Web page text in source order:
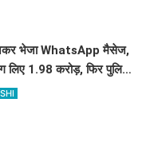
भेजा WhatsApp मैसेज,
लिए 1.98 करोड़, फिर पुलिस
वापस दिला दिए 1.83